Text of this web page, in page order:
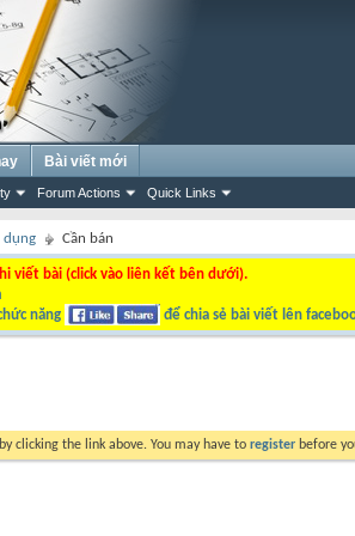
Forum Actions Quick Links
Bài viết mới
dụng Cần bán
viết bài (click vào liên kết bên dưới).
năng để chia sẻ bài viết lên
by clicking the link above. You may have to register before